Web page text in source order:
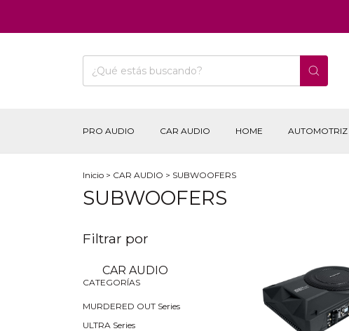
PRO AUDIO CAR AUDIO HOME AUTOMOTRIZ
Inicio > CAR AUDIO > SUBWOOFERS
SUBWOOFERS
Filtrar por
CAR AUDIO
CATEGORÍAS
MURDERED OUT Series
ULTRA Series